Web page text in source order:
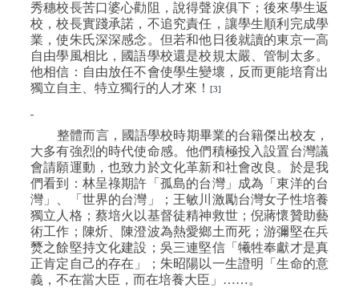
秀穗校長苦口婆心勸阻，說得聲淚俱下；後來學生返
校，校長實踐承諾，不追究責任，讓學生順利完成學
業，使朱氏深深感念。但若和他日後就讀的東京一高
自由學風相比，國語學校還是校規太嚴、管制太多。
他相信：自由放任不會使學生變壞，反而更能培育出
獨立自主、特立獨行的人才來！
[3]
整體而言，國語學校時期畢業的台籍傑出校友，
大多有強烈的時代使命感。他們積極投入設置台灣議
會請願運動，也致力於文化革新和社會改良。於是我
們看到：林呈祿期許「孤島的台灣」成為「東洋的台
灣」、「世界的台灣」；王敏川激勵台灣女子性培養
獨立人格；蔡培火以基督徒精神救世；倪蔣懷贊助藝
術工作；陳炘、陳澄波為熱愛鄉土而死；游彌堅在兵
燹之餘堅持文化建設；吳三連堅信「犧牲奉獻才是真
正肯定自己的存在」；朱昭陽以一生證明「生命的意
義，不在當大臣，而在培養大臣」……。